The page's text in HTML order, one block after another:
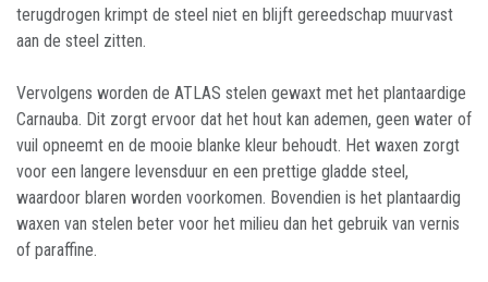
terugdrogen krimpt de steel niet en blijft gereedschap muurvast
aan de steel zitten.
Vervolgens worden de ATLAS stelen gewaxt met het plantaardige
Carnauba. Dit zorgt ervoor dat het hout kan ademen, geen water of
vuil opneemt en de mooie blanke kleur behoudt. Het waxen zorgt
voor een langere levensduur en een prettige gladde steel,
waardoor blaren worden voorkomen. Bovendien is het plantaardig
waxen van stelen beter voor het milieu dan het gebruik van vernis
of paraffine.